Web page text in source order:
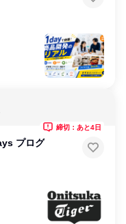
プログ
締切：あと4日